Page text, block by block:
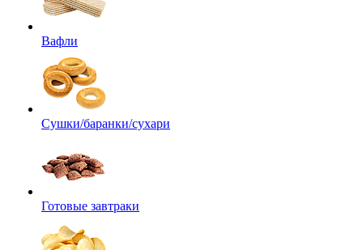
Вафли
Сушки/баранки/сухари
Готовые завтраки